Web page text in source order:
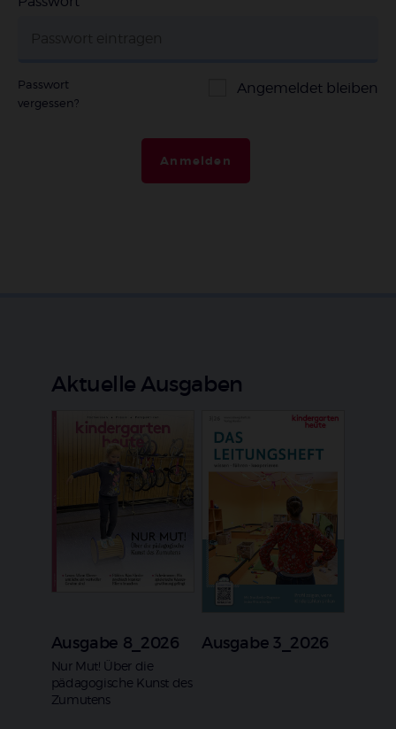
Passwort
vergessen?
Angemeldet bleiben
Anmelden
Aktuelle Ausgaben
Ausgabe 8_2026
:
Nur Mut! Über die
pädagogische Kunst des
Zumutens
Ausgabe 3_2026